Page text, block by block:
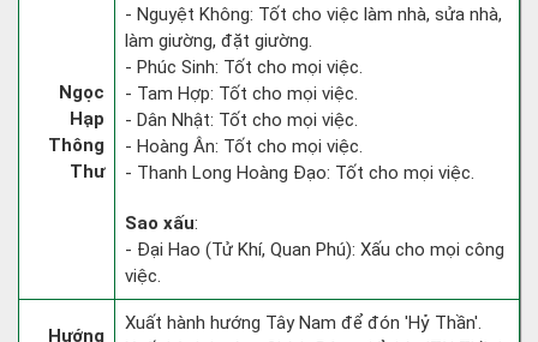
Ngọc
Hạp
Thông
Thư
- Nguyệt Không: Tốt cho việc làm nhà, sửa nhà,
làm giường, đặt giường.
- Phúc Sinh: Tốt cho mọi việc.
- Tam Hợp: Tốt cho mọi việc.
- Dân Nhật: Tốt cho mọi việc.
- Hoàng Ân: Tốt cho mọi việc.
- Thanh Long Hoàng Đạo: Tốt cho mọi việc.
Sao xấu:
- Đại Hao (Tử Khí, Quan Phú): Xấu cho mọi công
việc.
Hướng
Xuất hành hướng Tây Nam để đón 'Hỷ Thần'.